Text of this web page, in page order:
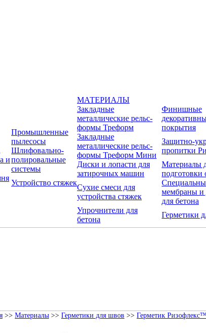
Промышленные
пылесосы
и
Шлифовально-
полировальные
системы
Устройство стяжек
МАТЕРИАЛЫ
Закладные
металлические рельс-
формы Треформ
Финишные
покрытия
Закладные
металлические рельс-
формы Треформ Мини
Защитно-
пропитки
Диски и лопасти для
затирочных машин
Материалы
подготовки
Сухие смеси для
устройства стяжек
мембраны и
для бетона
Упрочнители для
бетона
Герметики
>> Материалы >> Герметики для швов >> Герметик